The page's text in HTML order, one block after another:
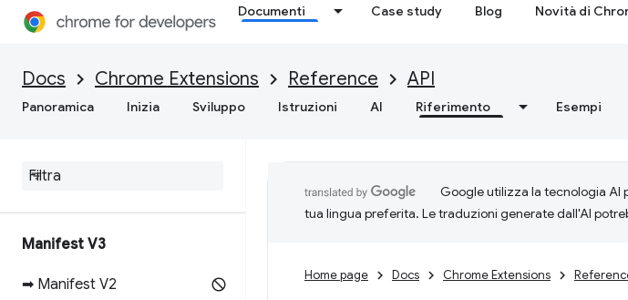
Documenti Case study Blog Novità di
Docs Chrome Extensions Reference API
Panoramica Inizia Sviluppo Istruzioni AI Riferimento Esempi
Manifest V3
➡ Manifest V2
Google utilizza la tecnologia AI
tua lingua preferita. Le traduzioni generate dall'AI
Home page Docs Chrome Extensions